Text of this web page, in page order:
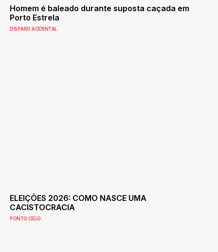
Homem é baleado durante suposta caçada em
Porto Estrela
DISPARO ACIDENTAL
ELEIÇÕES 2026: COMO NASCE UMA
CACISTOCRACIA
PONTO CEGO